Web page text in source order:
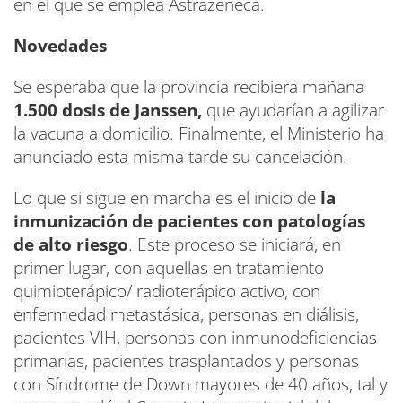
Novedades
Se esperaba que la provincia recibiera mañana
1.500 dosis de Janssen, que ayudarían a agilizar
la vacuna a domicilio. Finalmente, el Ministerio ha
anunciado esta misma tarde su cancelación.
Lo que si sigue en marcha es el inicio de la
inmunización de pacientes con patologías
de alto riesgo. Este proceso se iniciará, en
primer lugar, con aquellas en tratamiento
quimioterápico/ radioterápico activo, con
enfermedad metastásica, personas en diálisis,
pacientes VIH, personas con inmunodeficiencias
primarias, pacientes trasplantados y personas
con Síndrome de Down mayores de 40 años, tal y